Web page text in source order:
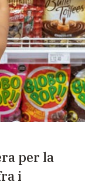
per la
i